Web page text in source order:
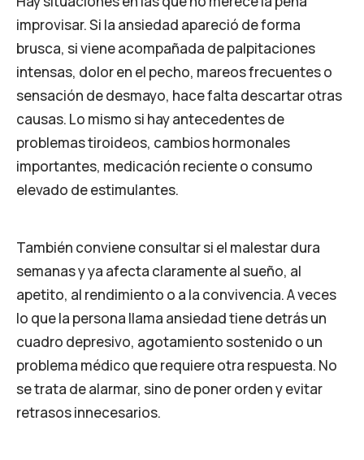
improvisar. Si la ansiedad apareció de forma
brusca, si viene acompañada de palpitaciones
intensas, dolor en el pecho, mareos frecuentes o
sensación de desmayo, hace falta descartar otras
causas. Lo mismo si hay antecedentes de
problemas tiroideos, cambios hormonales
importantes, medicación reciente o consumo
elevado de estimulantes.
También conviene consultar si el malestar dura
semanas y ya afecta claramente al sueño, al
apetito, al rendimiento o a la convivencia. A veces
lo que la persona llama ansiedad tiene detrás un
cuadro depresivo, agotamiento sostenido o un
problema médico que requiere otra respuesta. No
se trata de alarmar, sino de poner orden y evitar
retrasos innecesarios.